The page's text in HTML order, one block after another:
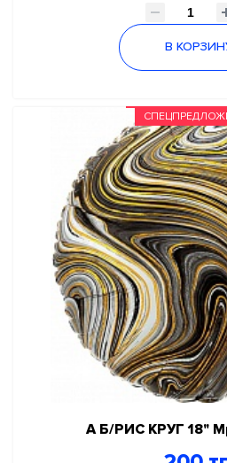
В
А Б/РИС КРУГ 18"